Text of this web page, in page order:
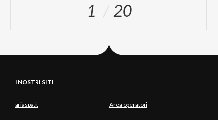
1 20
I NOSTRI SITI
ariaspa.it Area operatori